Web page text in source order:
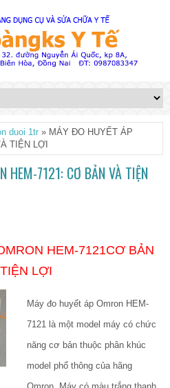
duoi 1tr » MÁY ĐO HUYẾT ÁP
TIỆN LỢI
HEM-7121: CƠ BẢN VÀ TIỆN
HEM-7121CƠ BẢN
LỢI
Máy đo huyết áp Omron HEM-
7121 là một model máy có chức
năng cơ bản thuộc phân khúc
model phổ thông của hãng